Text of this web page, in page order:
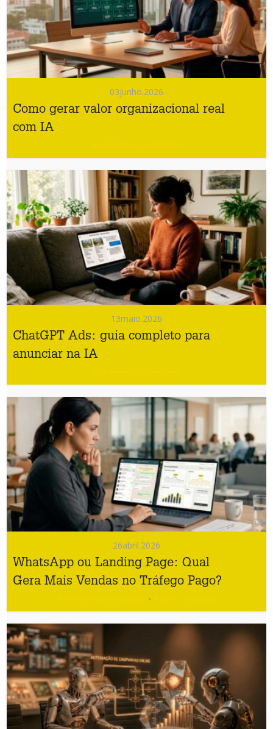
03junho.2026
Como gerar valor organizacional real
com IA
13maio.2026
ChatGPT Ads: guia completo para
anunciar na IA
26abril.2026
WhatsApp ou Landing Page: Qual
Gera Mais Vendas no Tráfego Pago?
•